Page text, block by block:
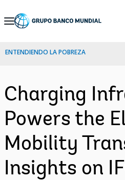
Skip
Navigation
ENTENDIENDO LA POBREZA
Charging
Powers the
Mobility
Insights on